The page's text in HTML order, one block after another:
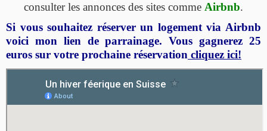
consulter les annonces des sites comme Airbnb.
Si vous souhaitez réserver un logement via Airbnb
voici mon lien de parrainage. Vous gagnerez 25
euros sur votre prochaine réservation cliquez ici!